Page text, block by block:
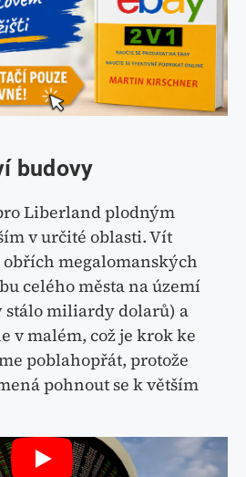
budovy
Liberland plodným
v určité oblasti. Vít
megalomanských
celého města na území
stálo miliardy dolarů) a
v malém, což je krok ke
poblahopřát, protože
pohnout se k větším